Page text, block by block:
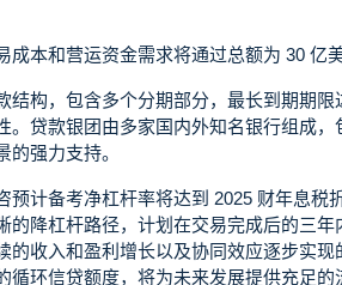
成本和营运资金需求将通过总额为 30 亿
结构，包含多个分期部分，最长到期期
。贷款银团由多家国内外知名银行组成
的强力支持。
预计备考净杠杆率将达到 2025 财年息税
的降杠杆路径，计划在交易完成后的三
的收入和盈利增长以及协同效应逐步实
循环信贷额度，将为未来发展提供充足的